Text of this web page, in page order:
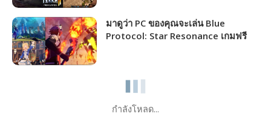
มาดูว่า PC ของคุณจะเล่น Blue
Protocol: Star Resonance เกมฟรี
กำลังโหลด...